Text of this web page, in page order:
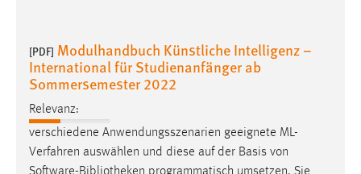
[PDF] Modulhandbuch Künstliche Intelligenz –
International für Studienanfänger ab
Sommersemester 2022
Relevanz:
verschiedene Anwendungsszenarien geeignete ML-
Verfahren auswählen und diese auf der Basis von